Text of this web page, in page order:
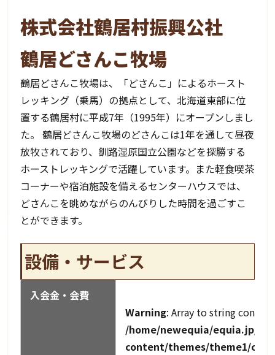
株式会社鶴居村振興公社
鶴居どさんこ牧場
鶴居どさんこ牧場は、「どさんこ」によるホースト
レッキング（乗馬）の拠点として、北海道東部に位
置する鶴居村に平成7年（1995年）にオープンしまし
た。 鶴居どさんこ牧場のどさんこは1年を通して昼夜
放牧されており、釧路湿原国立公園などを探勝する
ホーストレッキングで活躍しています。また軽食喫茶
コーナーや宿泊施設を備えるセンターハウスでは、
どさんこを眺めながらのんびりした時間を過ごすこ
とができます。
設備・サービス
入会金・会費
Warning: Array to string
/home/newequia/equia.jp/
content/themes/theme1/